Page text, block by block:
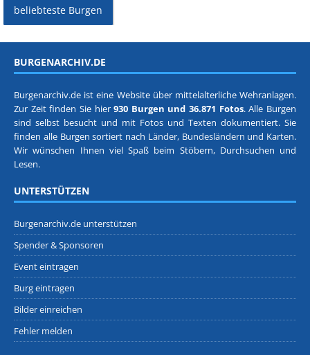
beliebteste Burgen
BURGENARCHIV.DE
Burgenarchiv.de ist eine Website über mittelalterliche Wehranlagen.
Zur Zeit finden Sie hier930 Burgen und 36.871 Fotos. Alle Burgen
sind selbst besucht und mit Fotos und Texten dokumentiert. Sie
finden alle Burgen sortiert nach Länder, Bundesländern und Karten.
Wir wünschen Ihnen viel Spaß beim Stöbern, Durchsuchen und
Lesen.
UNTERSTÜTZEN
Burgenarchiv.de unterstützen
Spender & Sponsoren
Event eintragen
Burg eintragen
Bilder einreichen
Fehler melden